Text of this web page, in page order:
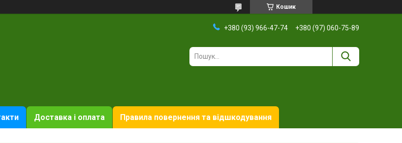
Кошик
+380 (93) 966-47-74 +380 (97) 060-75-89
Доставка і оплата Правила повернення та відшкодування